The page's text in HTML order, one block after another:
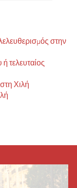
στην
τελευταίος
Χιλή